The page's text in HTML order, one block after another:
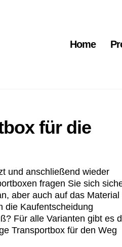
Home
für die
und anschließend wieder
fragen Sie sich
aber auch auf das Material
die Kaufentscheidung
Für alle Varianten gibt es
Transportbox für den Weg